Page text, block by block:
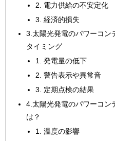
2. 電力供給の不安定化
3. 経済的損失
3.太陽光発電のパワーコン
タイミング
1. 発電量の低下
2. 警告表示や異常音
3. 定期点検の結果
4.太陽光発電のパワーコン
は？
1. 温度の影響